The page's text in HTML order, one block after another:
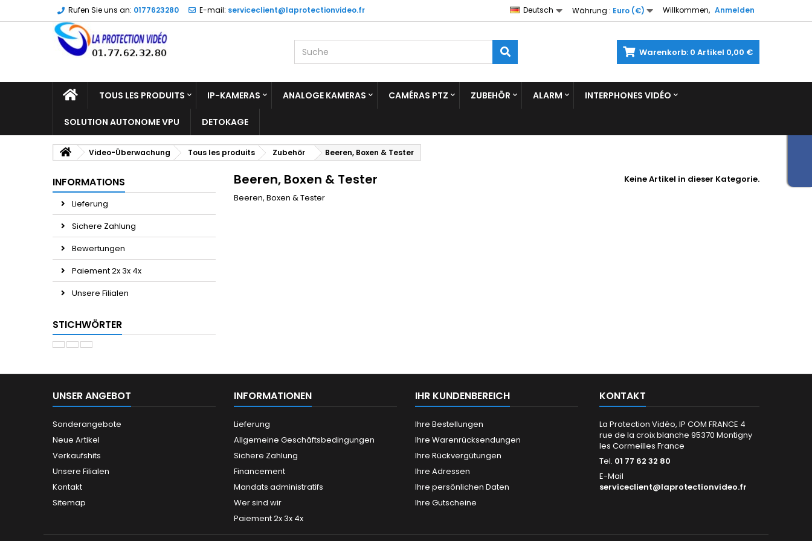
Willkommen, Anmelden
Währung : Euro (€)
Deutsch
Rufen Sie uns an: 0177623280 E-mail: serviceclient@laprotectionvideo.fr
Warenkorb: 0 Artikel 0,00 €
TOUS LES PRODUITS IP-KAMERAS ANALOGE KAMERAS CAMÉRAS PTZ ZUBEHÖR ALARM INTERPHONES VIDÉO
SOLUTION AUTONOME VPU DETOKAGE
Video-Überwachung Tous les produits Zubehör Beeren, Boxen & Tester
INFORMATIONS
Lieferung
Sichere Zahlung
Bewertungen
Paiement 2x 3x 4x
Unsere Filialen
STICHWÖRTER
Beeren, Boxen & Tester
Keine Artikel in dieser Kategorie.
Beeren, Boxen & Tester
UNSER ANGEBOT
Sonderangebote
Neue Artikel
Verkaufshits
Unsere Filialen
Kontakt
Sitemap
INFORMATIONEN
Lieferung
Allgemeine Geschäftsbedingungen
Sichere Zahlung
Financement
Mandats administratifs
Wer sind wir
Paiement 2x 3x 4x
IHR KUNDENBEREICH
Ihre Bestellungen
Ihre Warenrücksendungen
Ihre Rückvergütungen
Ihre Adressen
Ihre persönlichen Daten
Ihre Gutscheine
KONTAKT
La Protection Vidéo, IP COM FRANCE 4
rue de la croix blanche 95370 Montigny
les Cormeilles France
Tel. 01 77 62 32 80
E-Mail
serviceclient@laprotectionvideo.fr